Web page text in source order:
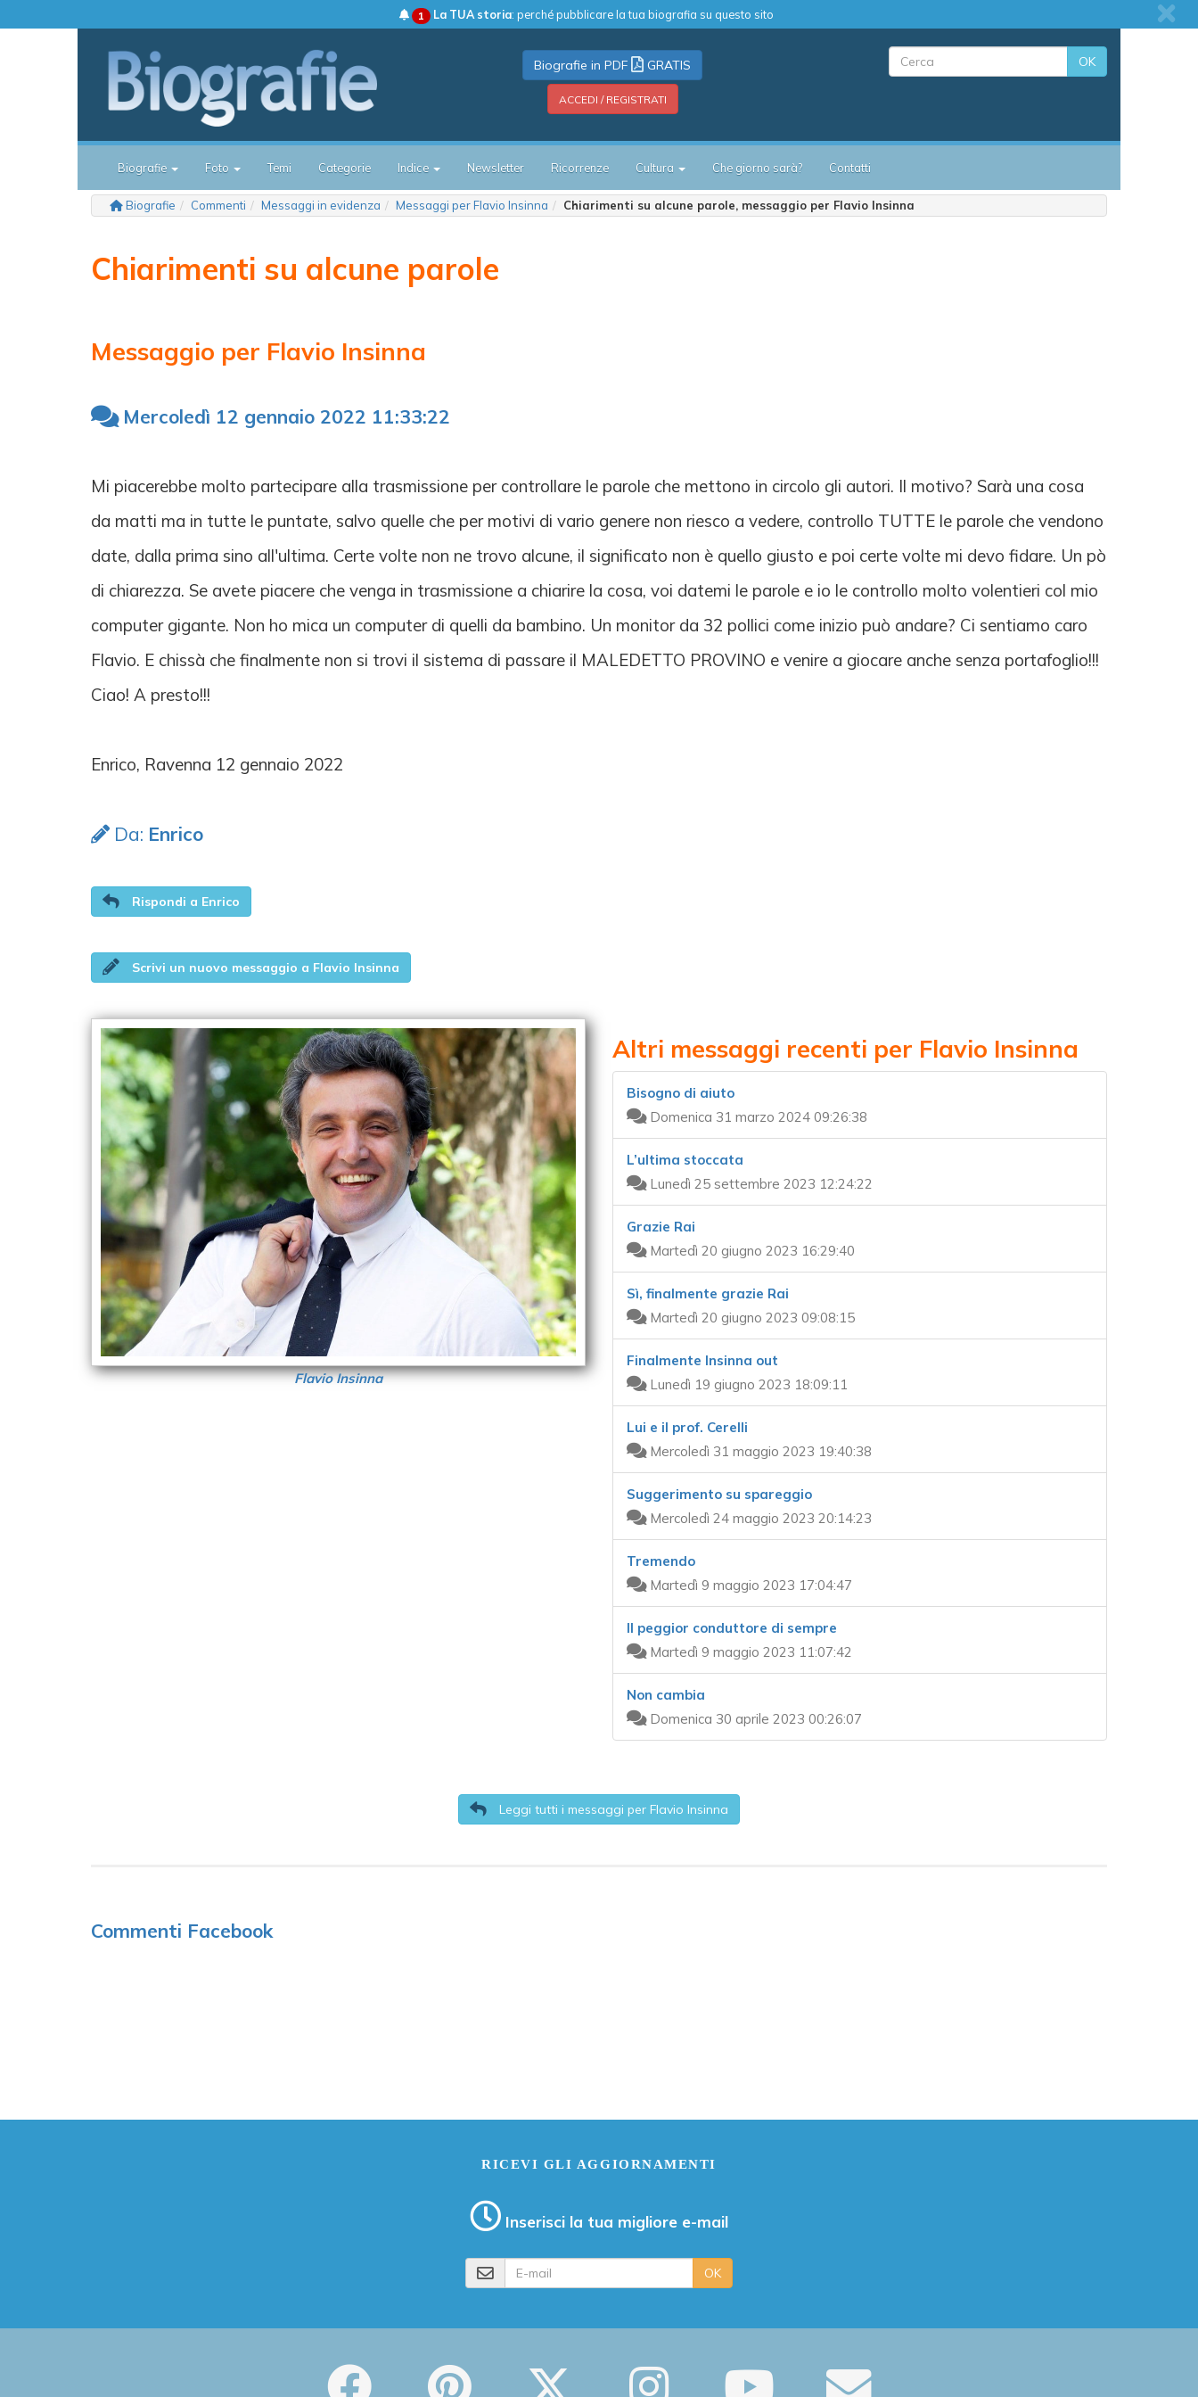
1 La TUA storia: perché pubblicare la tua biografia su questo sito
Biografie in PDF GRATIS
ACCEDI / REGISTRATI
OK
Biografie Foto Temi Categorie Indice Newsletter Ricorrenze Cultura Che giorno sarà? Contatti
Biografie Commenti Messaggi in evidenza Messaggi per Flavio Insinna Chiarimenti su alcune parole, messaggio per Flavio Insinna
Chiarimenti su alcune parole
Messaggio per Flavio Insinna
Mercoledì 12 gennaio 2022 11:33:22
Mi piacerebbe molto partecipare alla trasmissione per controllare le parole che mettono in circolo gli autori. Il motivo? Sarà una cosa
da matti ma in tutte le puntate, salvo quelle che per motivi di vario genere non riesco a vedere, controllo TUTTE le parole che vendono
date, dalla prima sino all'ultima. Certe volte non ne trovo alcune, il significato non è quello giusto e poi certe volte mi devo fidare. Un pò
di chiarezza. Se avete piacere che venga in trasmissione a chiarire la cosa, voi datemi le parole e io le controllo molto volentieri col mio
computer gigante. Non ho mica un computer di quelli da bambino. Un monitor da 32 pollici come inizio può andare? Ci sentiamo caro
Flavio. E chissà che finalmente non si trovi il sistema di passare il MALEDETTO PROVINO e venire a giocare anche senza portafoglio!!!
Ciao! A presto!!!
Enrico, Ravenna 12 gennaio 2022
Da: Enrico
Rispondi a Enrico
Scrivi un nuovo messaggio a Flavio Insinna
Flavio Insinna
Altri messaggi recenti per Flavio Insinna
Bisogno di aiuto
Domenica 31 marzo 2024 09:26:38
L’ultima stoccata
Lunedì 25 settembre 2023 12:24:22
Grazie Rai
Martedì 20 giugno 2023 16:29:40
Sì, finalmente grazie Rai
Martedì 20 giugno 2023 09:08:15
Finalmente Insinna out
Lunedì 19 giugno 2023 18:09:11
Lui e il prof. Cerelli
Mercoledì 31 maggio 2023 19:40:38
Suggerimento su spareggio
Mercoledì 24 maggio 2023 20:14:23
Tremendo
Martedì 9 maggio 2023 17:04:47
Il peggior conduttore di sempre
Martedì 9 maggio 2023 11:07:42
Non cambia
Domenica 30 aprile 2023 00:26:07
Leggi tutti i messaggi per Flavio Insinna
Commenti Facebook
RICEVI GLI AGGIORNAMENTI
Inserisci la tua migliore e-mail
OK